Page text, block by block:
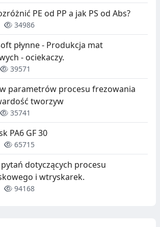
PE od PP a jak PS od Abs?
34986
płynne - Produkcja mat
- ociekaczy.
39571
parametrów procesu frezowania
tworzyw
35741
PA6 GF 30
65715
dotyczących procesu
i wtryskarek.
94168